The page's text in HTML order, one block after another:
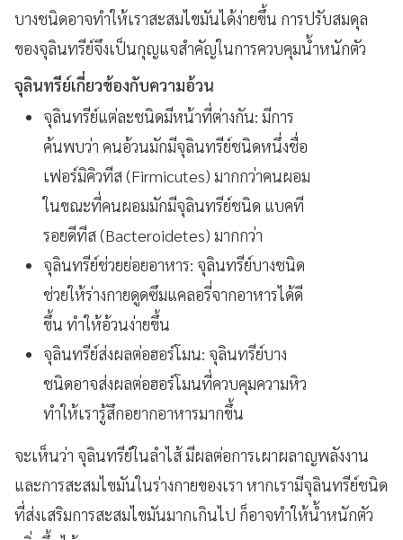
บางชนิดอาจทำให้เราสะสมไขมันได้ง่ายขึ้น การปรับสมดุล
ของจุลินทรีย์จึงเป็นกุญแจสำคัญในการควบคุมน้ำหนักตัว
จุลินทรีย์เกี่ยวข้องกับความอ้วน
จุลินทรีย์แต่ละชนิดมีหน้าที่ต่างกัน: มีการ
ค้นพบว่า คนอ้วนมักมีจุลินทรีย์ชนิดหนึ่งชื่อ
เฟอร์มิคิวทีส (Firmicutes) มากกว่าคนผอม
ในขณะที่คนผอมมักมีจุลินทรีย์ชนิด แบคที
รอยดีทีส (Bacteroidetes) มากกว่า
จุลินทรีย์ช่วยย่อยอาหาร: จุลินทรีย์บางชนิด
ช่วยให้ร่างกายดูดซึมแคลอรี่จากอาหารได้ดี
ขึ้น ทำให้อ้วนง่ายขึ้น
จุลินทรีย์ส่งผลต่อฮอร์โมน: จุลินทรีย์บาง
ชนิดอาจส่งผลต่อฮอร์โมนที่ควบคุมความหิว
ทำให้เรารู้สึกอยากอาหารมากขึ้น
จะเห็นว่า จุลินทรีย์ในลำไส้ มีผลต่อการเผาผลาญพลังงาน
และการสะสมไขมันในร่างกายของเรา หากเรามีจุลินทรีย์ชนิด
ที่ส่งเสริมการสะสมไขมันมากเกินไป ก็อาจทำให้น้ำหนักตัว